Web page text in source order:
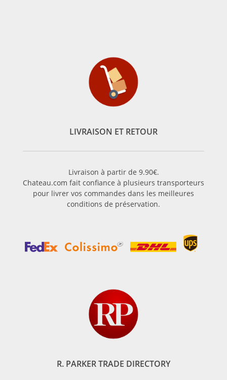
LIVRAISON ET RETOUR
Livraison à partir de 9.90€.
Chateau.com fait confiance à plusieurs transporteurs
pour livrer vos commandes dans les meilleures
conditions de préservation.
R. PARKER TRADE DIRECTORY